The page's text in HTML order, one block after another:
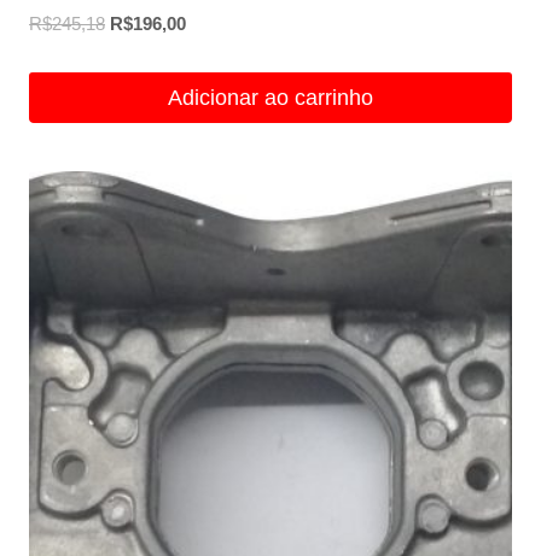
R$245,18 O
R$196,00O
é:
Adicionar ao carrinho